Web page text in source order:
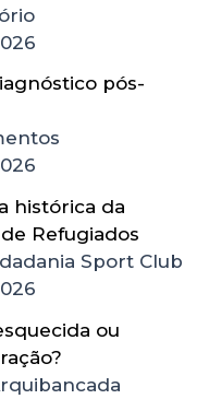
pós-
histórica da
Refugiados
Sport Club
ou